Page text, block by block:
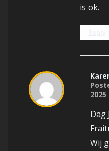
is ok.
2025
Dag
Wij